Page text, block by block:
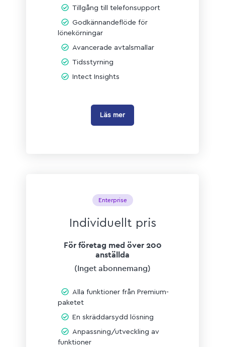
Tillgång till telefonsupport
Godkännandeflöde för
lönekörningar
Avancerade avtalsmallar
Tidsstyrning
Intect Insights
Läs mer
Enterprise
Individuellt pris
För företag med över 200
anställda
(Inget abonnemang)
Alla funktioner från Premium-
paketet
En skräddarsydd lösning
Anpassning/utveckling av
funktioner